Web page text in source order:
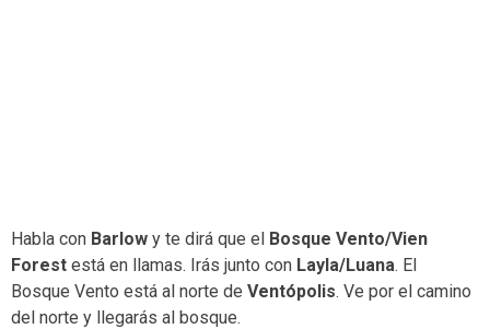
Habla con Barlow y te dirá que el Bosque Vento/Vien
Forest está en llamas. Irás junto con Layla/Luana. El
Bosque Vento está al norte de Ventópolis. Ve por el camino
del norte y llegarás al bosque.